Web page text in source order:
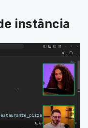
instância